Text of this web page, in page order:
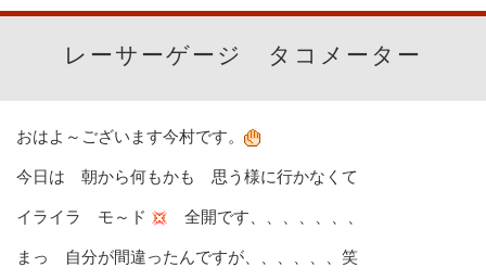
レーサーゲージ タコメーター
おはよ～ございます今村です。
今日は 朝から何もかも 思う様に行かなくて
イライラ モ～ド 全開です、、、、、、、
まっ 自分が間違ったんですが、、、、、、笑